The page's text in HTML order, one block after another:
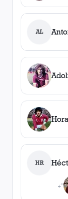
AL
HR